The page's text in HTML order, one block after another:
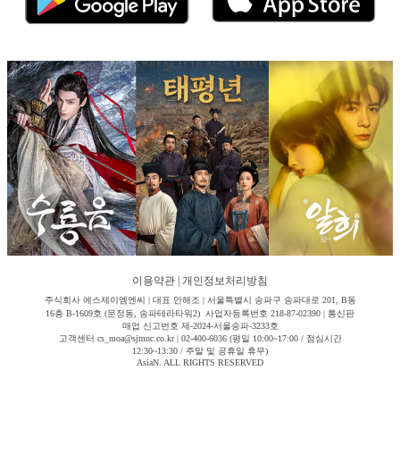
이용약관 개인정보처리방침
주식회사 에스제이엠엔씨 | 대표 안해조 | 서울특별시 송파구 송파대로 201, B동
16층 B-1609호 (문정동, 송파테라타워2) 사업자등록번호 218-87-02390 | 통신판
매업 신고번호 제-2024-서울송파-3233호
고객센터 cs_moa@sjmnc.co.kr | 02-400-6036 (평일 10:00~17:00 / 점심시간
12:30~13:30 / 주말 및 공휴일 휴무)
AsiaN. ALL RIGHTS RESERVED